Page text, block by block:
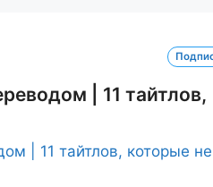
| 11 тайтлов,